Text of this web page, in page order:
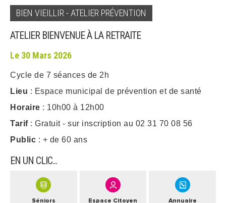
BIEN VIEILLIR - ATELIER PRÉVENTION
ATELIER BIENVENUE À LA RETRAITE
Le 30 Mars 2026
Cycle de 7 séances de 2h
Lieu : Espace municipal de prévention et de santé
Horaire : 10h00 à 12h00
Tarif: Gratuit - sur inscription au 02 31 70 08 56
Public : + de 60 ans
EN UN CLIC...
Séniors Espace Citoyen Annuaire
ARRÊTÉS MUNICIPAUX